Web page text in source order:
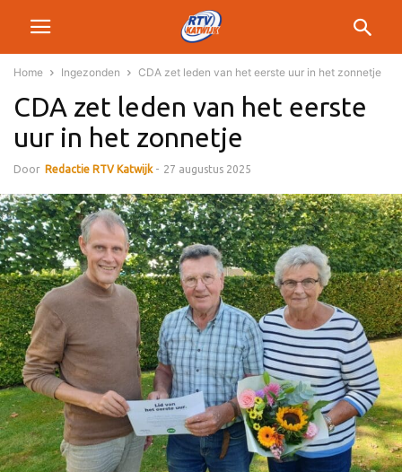
Home Ingezonden CDA zet leden van het eerste uur in het zonnetje
CDA zet leden van het eerste
uur in het zonnetje
Door Redactie RTV Katwijk - 27 augustus 2025